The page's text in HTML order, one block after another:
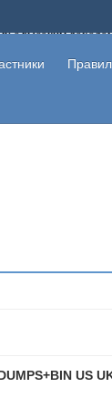
с высоким
не
US